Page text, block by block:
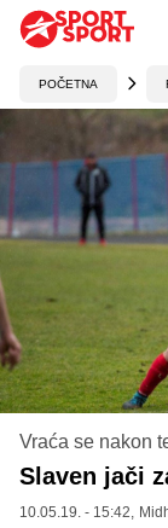
POČETNA
Vraća se nakon
Slaven jači
10.05.19. - 15:42,